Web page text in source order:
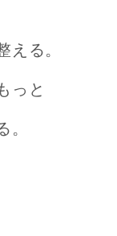
える。
っと
。